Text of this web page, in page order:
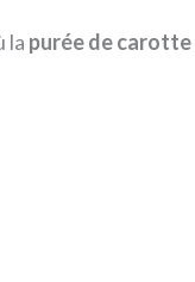
la purée de carotte